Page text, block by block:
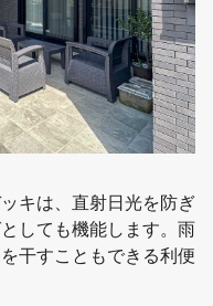
キは、直射日光を防ぎ
しても機能します。雨
干すこともできる利便